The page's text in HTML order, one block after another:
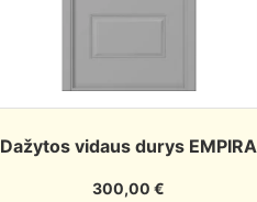
Dažytos vidaus durys EMPIRA
300,00 €